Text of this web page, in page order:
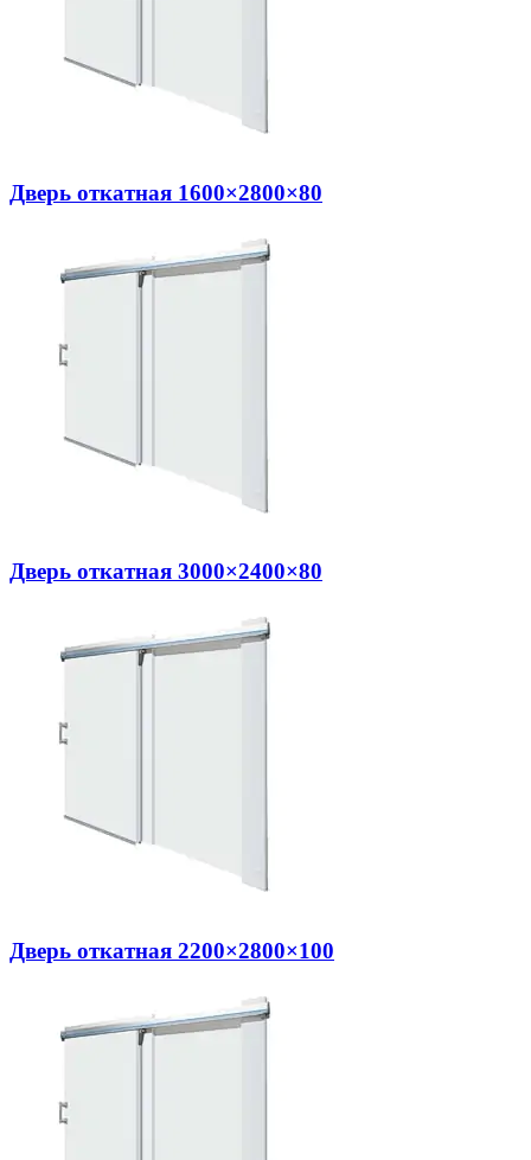
Дверь откатная 1600×2800×80
Дверь откатная 3000×2400×80
Дверь откатная 2200×2800×100